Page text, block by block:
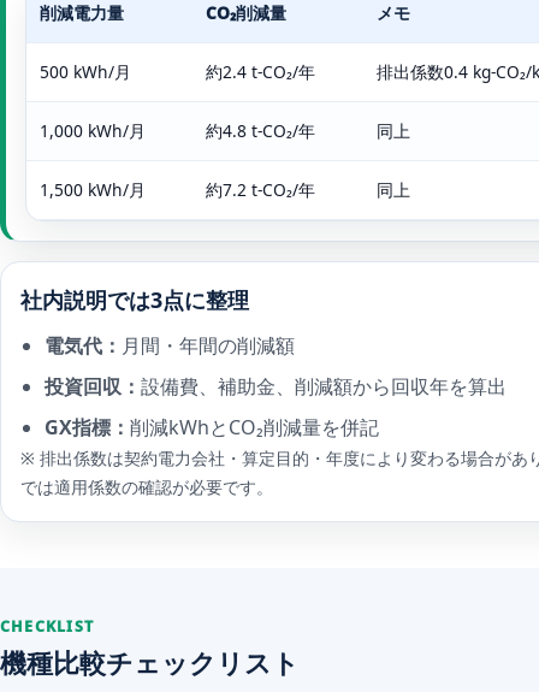
削減電力量 CO₂削減量 メモ
500 kWh/月 約2.4 t-CO₂/年 排出係数0.4 kg-
1,000 kWh/月 約4.8 t-CO₂/年 同上
1,500 kWh/月 約7.2 t-CO₂/年 同上
社内説明では3点に整理
電気代： 月間・年間の削減額
投資回収： 設備費、補助金、削減額から回収年を算出
GX指標： 削減kWhとCO₂削減量を併記
※ 排出係数は契約電力会社・算定目的・年度により変わる場合があ
では適用係数の確認が必要です。
CHECKLIST
機種比較チェックリスト